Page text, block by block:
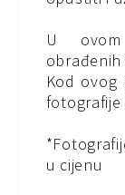
U
Kod ovog
fotografije
u cijenu